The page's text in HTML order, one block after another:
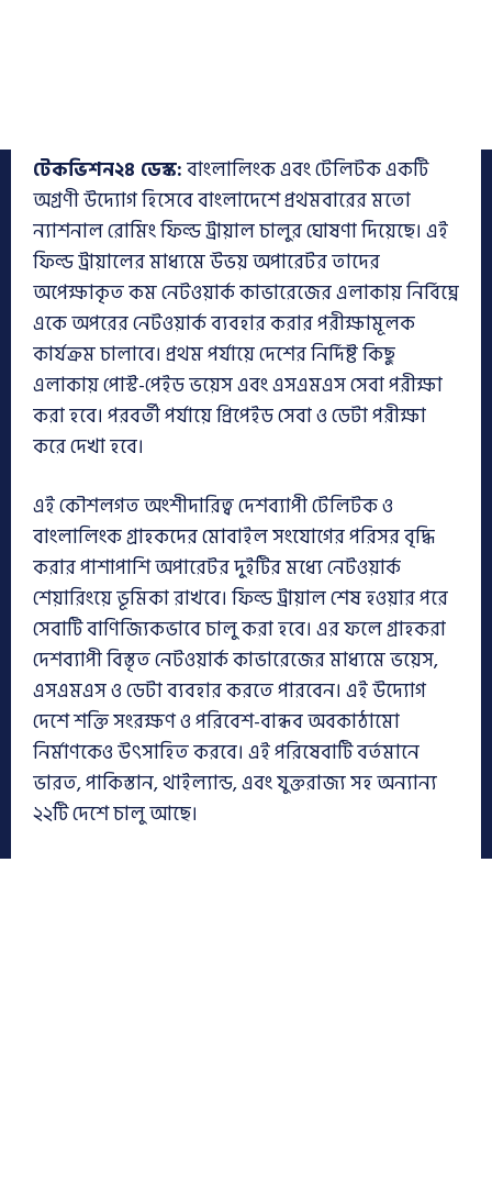
টেকভিশন২৪ ডেস্ক:বাংলালিংক এবং টেলিটক একটি
অগ্রণী উদ্যোগ হিসেবে বাংলাদেশে প্রথমবারের মতো
ন্যাশনাল রোমিং ফিল্ড ট্রায়াল চালুর ঘোষণা দিয়েছে। এই
ফিল্ড ট্রায়ালের মাধ্যমে উভয় অপারেটর তাদের
অপেক্ষাকৃত কম নেটওয়ার্ক কাভারেজের এলাকায় নির্বিঘ্নে
একে অপরের নেটওয়ার্ক ব্যবহার করার পরীক্ষামূলক
কার্যক্রম চালাবে। প্রথম পর্যায়ে দেশের নির্দিষ্ট কিছু
এলাকায় পোস্ট-পেইড ভয়েস এবং এসএমএস সেবা পরীক্ষা
করা হবে। পরবর্তী পর্যায়ে প্রিপেইড সেবা ও ডেটা পরীক্ষা
করে দেখা হবে।
এই কৌশলগত অংশীদারিত্ব দেশব্যাপী টেলিটক ও
বাংলালিংক গ্রাহকদের মোবাইল সংযোগের পরিসর বৃদ্ধি
করার পাশাপাশি অপারেটর দুইটির মধ্যে নেটওয়ার্ক
শেয়ারিংয়ে ভূমিকা রাখবে। ফিল্ড ট্রায়াল শেষ হওয়ার পরে
সেবাটি বাণিজ্যিকভাবে চালু করা হবে। এর ফলে গ্রাহকরা
দেশব্যাপী বিস্তৃত নেটওয়ার্ক কাভারেজের মাধ্যমে ভয়েস,
এসএমএস ও ডেটা ব্যবহার করতে পারবেন। এই উদ্যোগ
দেশে শক্তি সংরক্ষণ ও পরিবেশ-বান্ধব অবকাঠামো
নির্মাণকেও উৎসাহিত করবে। এই পরিষেবাটি বর্তমানে
ভারত, পাকিস্তান, থাইল্যান্ড, এবং যুক্তরাজ্য সহ অন্যান্য
২২টি দেশে চালু আছে।